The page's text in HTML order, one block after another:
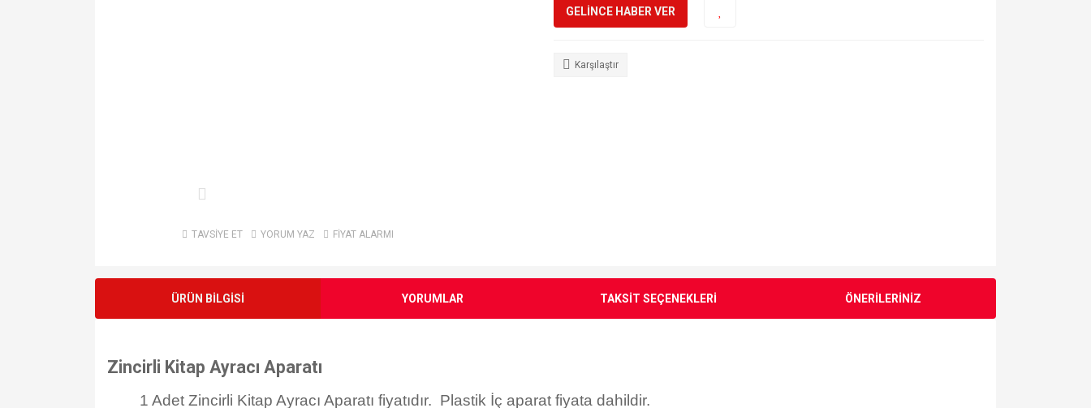
TAVSİYE ET YORUM YAZ FİYAT ALARMI
GELİNCE HABER VER
Karşılaştır
ÜRÜN BİLGİSİ YORUMLAR TAKSİT SEÇENEKLERİ ÖNERİLERİNİZ
Zincirli Kitap Ayracı Aparatı
1 Adet Zincirli Kitap Ayracı Aparatı fiyatıdır. Plastik İç aparat fiyata dahildir.